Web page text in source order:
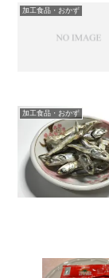
加工食品・おかず
加工食品・おかず